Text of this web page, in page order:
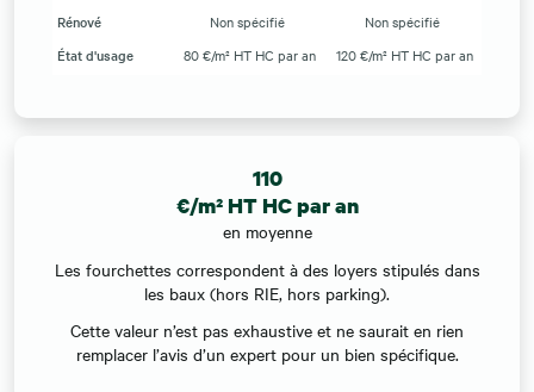
Rénové
Non spécifié
Non spécifié
État d'usage
80 €/m² HT HC par an 120 €/m² HT HC par an
110
€/m² HT HC par an
en moyenne
Les fourchettes correspondent à des loyers stipulés dans
les baux (hors RIE, hors parking).
Cette valeur n’est pas exhaustive et ne saurait en rien
remplacer l’avis d’un expert pour un bien spécifique.